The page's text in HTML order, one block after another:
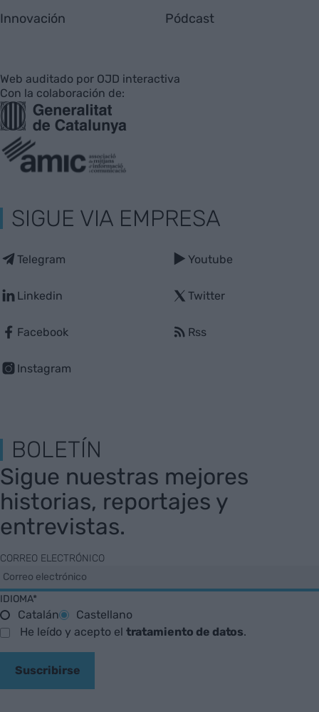
Innovación Pódcast
Web auditado por OJD interactiva
Con la colaboración de:
SIGUE VIA EMPRESA
Telegram
Linkedin
Facebook
Instagram
Youtube
Twitter
Rss
BOLETÍN
Sigue nuestras mejores
historias, reportajes y
entrevistas.
CORREO ELECTRÓNICO
IDIOMA*
Catalán
Castellano
He leído y acepto el tratamiento de datos.
Suscribirse